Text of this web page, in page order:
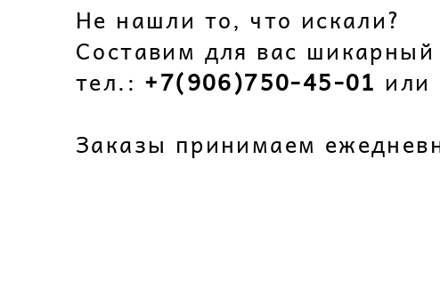
Не нашли то, что искали?
Составим для вас
тел.: +7(906)750-45-01 или
Заказы принимаем